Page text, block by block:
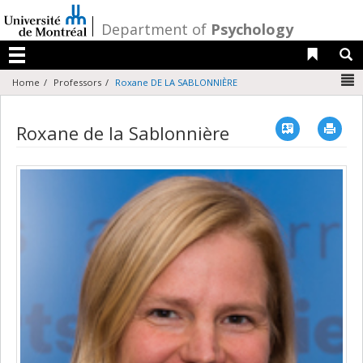
au
contenu
/Department of Psychology
Menu
Liens
Home Professors Roxane DE LA SABLONNIÈRE
Roxane de la Sablonnière Vcard